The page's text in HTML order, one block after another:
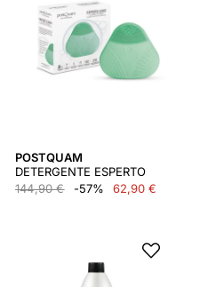
POSTQUAM
DETERGENTE ESPERTO
144,90 €
-57% 62,90 €